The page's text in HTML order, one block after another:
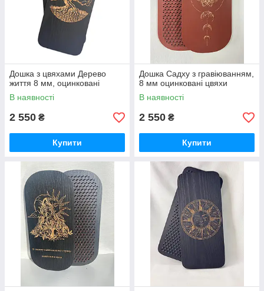
Дошка з цвяхами Дерево
життя 8 мм, оцинковані
В наявності
2 550 ₴
Купити
Дошка Садху з гравіюванням,
8 мм оцинковані цвяхи
В наявності
2 550 ₴
Купити